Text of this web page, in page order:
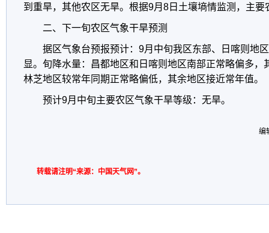
到重旱，其他农区无旱。根据9月8日土壤墒情监测，主要
二、下一旬农区气象干旱预测
据区气象台预报预计：9月中旬我区东部、日喀则地
显。旬降水量：昌都地区和日喀则地区南部正常略偏多，
林芝地区较常年同期正常略偏低，其余地区接近常年值。
预计9月中旬主要农区气象干旱等级：无旱。
编
转载请注明“来源：中国天气网”。